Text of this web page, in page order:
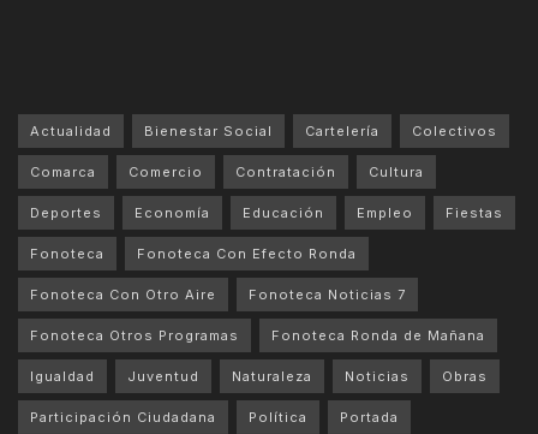
Actualidad Bienestar Social Cartelería Colectivos
Comarca Comercio Contratación Cultura
Deportes Economía Educación Empleo Fiestas
Fonoteca Fonoteca Con Efecto Ronda
Fonoteca Con Otro Aire Fonoteca Noticias 7
Fonoteca Otros Programas Fonoteca Ronda de Mañana
Igualdad Juventud Naturaleza Noticias Obras
Participación Ciudadana Política Portada